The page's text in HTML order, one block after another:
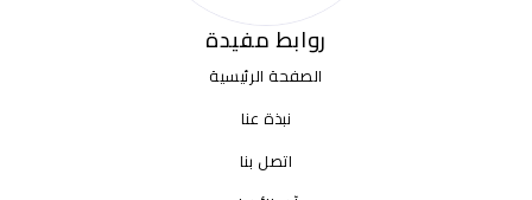
روابط مفيدة
الصفحة الرئيسية
نبذة عنا
اتصل بنا